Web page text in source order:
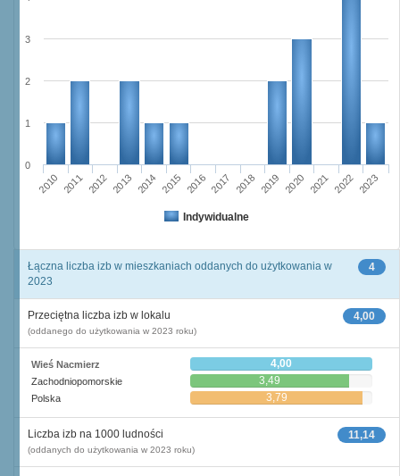
Indywidualne
2010 2011 2012 2013 2014 2015 2016 2017 2018 2019 2020 2021 2022 2023
0
1
2
3
4
Łączna liczba izb w mieszkaniach oddanych do użytkowania w
2023
4,00
Przeciętna liczba izb w lokalu
(oddanego do użytkowania w 2023 roku)
Wieś Nacmierz 4,00
Zachodniopomorskie 3,49
Polska 3,79
11,14
Liczba izb na 1000 ludności
(oddanych do użytkowania w 2023 roku)